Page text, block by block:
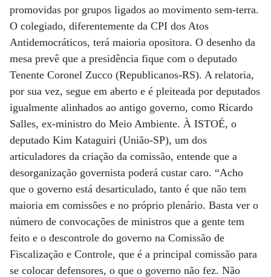
promovidas por grupos ligados ao movimento sem-terra.
O colegiado, diferentemente da CPI dos Atos
Antidemocráticos, terá maioria opositora. O desenho da
mesa prevê que a presidência fique com o deputado
Tenente Coronel Zucco (Republicanos-RS). A relatoria,
por sua vez, segue em aberto e é pleiteada por deputados
igualmente alinhados ao antigo governo, como Ricardo
Salles, ex-ministro do Meio Ambiente. À ISTOÉ, o
deputado Kim Kataguiri (União-SP), um dos
articuladores da criação da comissão, entende que a
desorganização governista poderá custar caro. “Acho
que o governo está desarticulado, tanto é que não tem
maioria em comissões e no próprio plenário. Basta ver o
número de convocações de ministros que a gente tem
feito e o descontrole do governo na Comissão de
Fiscalização e Controle, que é a principal comissão para
se colocar defensores, o que o governo não fez. Não